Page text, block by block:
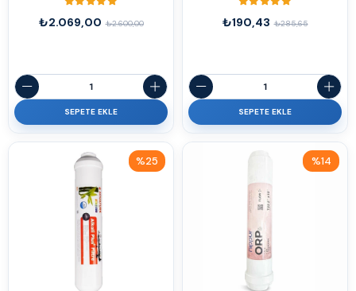
₺2.069,00 ₺2.600,00
SEPETE EKLE
₺190,43 ₺285,65
SEPETE EKLE
%25 %14